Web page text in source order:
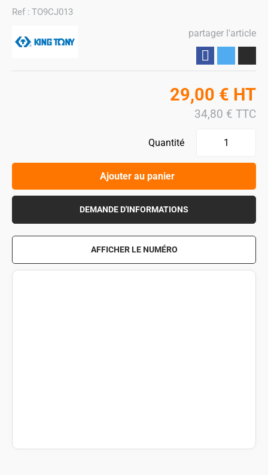
Ref : TO9CJ013
partager l'article
29,00 € HT
34,80 € TTC
Quantité
Ajouter au panier
DEMANDE D'INFORMATIONS
AFFICHER LE NUMÉRO